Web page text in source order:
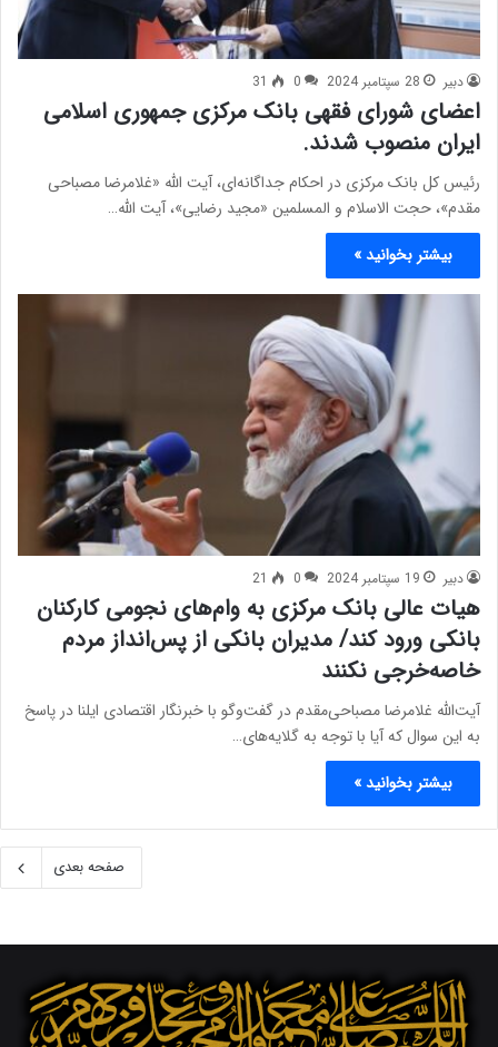
دبیر 28 سپتامبر 2024 0
31
اعضای شورای فقهی بانک مرکزی جمهوری اسلامی
ایران منصوب شدند.
رئیس کل بانک مرکزی در احکام جداگانه‌ای، آیت الله «غلامرضا مصباحی
مقدم»، حجت الاسلام و المسلمین «مجید رضایی»، آیت الله…
بیشتر بخوانید »
دبیر 19 سپتامبر 2024 0
21
هیات عالی بانک مرکزی به وام‌های نجومی کارکنان
بانکی ورود کند/ مدیران بانکی از پس‌انداز مردم
خاصه‌خرجی نکنند
آیت‌الله غلامرضا مصباحی‌مقدم در گفت‌وگو با خبرنگار اقتصادی ایلنا در پاسخ
به این سوال که آیا با توجه به گلایه‌های…
بیشتر بخوانید »
صفحه بعدی